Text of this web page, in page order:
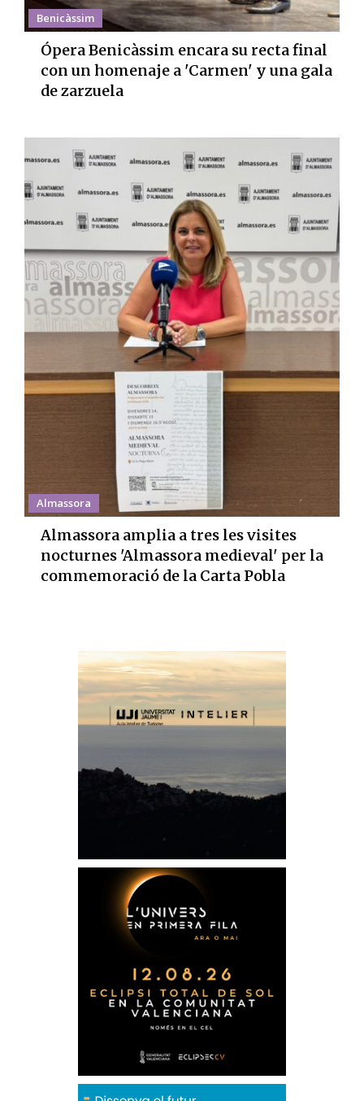
Benicàssim
Ópera Benicàssim encara su recta final
con un homenaje a 'Carmen' y una gala
de zarzuela
Almassora
Almassora amplia a tres les visites
nocturnes 'Almassora medieval' per la
commemoració de la Carta Pobla